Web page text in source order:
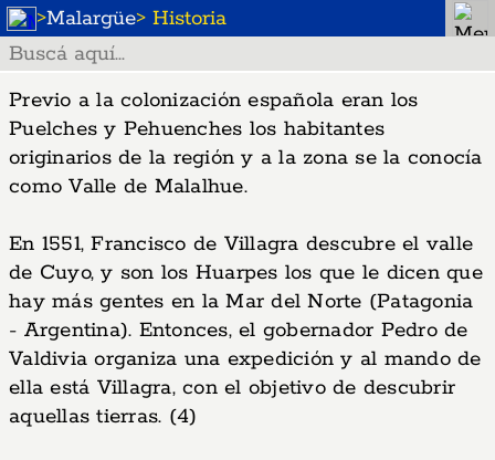
>Malargüe> Historia
Previo a la colonización española eran los
Puelches y Pehuenches los habitantes
originarios de la región y a la zona se la conocía
como Valle de Malalhue.
En 1551, Francisco de Villagra descubre el valle
de Cuyo, y son los Huarpes los que le dicen que
hay más gentes en la Mar del Norte (Patagonia
- Argentina). Entonces, el gobernador Pedro de
Valdivia organiza una expedición y al mando de
ella está Villagra, con el objetivo de descubrir
aquellas tierras. (4)